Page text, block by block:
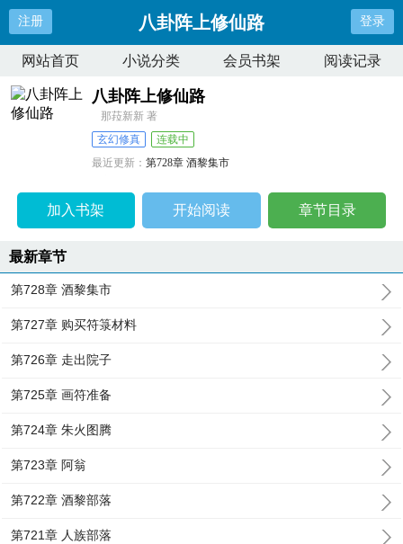
注册 八卦阵上修仙路 登录
网站首页 小说分类 会员书架 阅读记录
八卦阵上修仙路
那菈新新 著
玄幻修真
连载中
最近更新：第728章 酒黎集市
加入书架 开始阅读 章节目录
最新章节
第728章 酒黎集市
第727章 购买符箓材料
第726章 走出院子
第725章 画符准备
第724章 朱火图腾
第723章 阿翁
第722章 酒黎部落
第721章 人族部落